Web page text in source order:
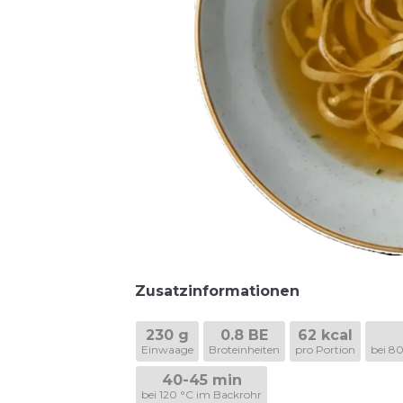
Zusatzinformationen
230 g
Einwaage
0.8 BE
Broteinheiten
62 kcal
pro Portion bei
40-45 min
bei 120 °C im Backrohr